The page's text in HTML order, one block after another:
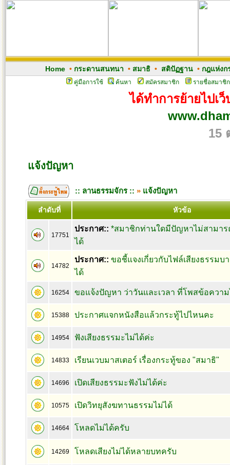
Home• กระดานสนทนา • สมาธิ• สติปัฏฐาน• กฎแห่งก
คู่มือการใช้ ค้นหา สมัครสมาชิก รายชื่อสมาชิก
ได้ทำการย้ายไปเ
15
แจ้งปัญหา
:: ลานธรรมจักร :: » แจ้งปัญหา
ลำดับที่ หัวข้อ
17751
ประกาศ:: *สมาชิกท่านใดมีปัญหาไม่สามาร
ได้
14782
ประกาศ:: ขอชี้แจงเกี่ยวกับไฟล์เสียงธรรมบ
ได้
16254 ขอแจ้งปัญหา ว่าวันและเวลา ที่โพสข้อควา
15388 ประกาศแจกหนังสือแล้วกระทู้ไปไหนคะ
14954 ฟังเสียงธรรมะไม่ได้ค่ะ
14833 เรียนเวบมาสเตอร์ เรื่องกระทู้ของ "สมาธิ"
14696 เปิดเสียงธรรมะฟังไม่ได้ค่ะ
10575 เปิดวิทยุสังฆทานธรรมไม่ได้
14664 โหลดไม่ได้ครับ
14269 โหลดเสียงไม่ได้หลายบทครับ